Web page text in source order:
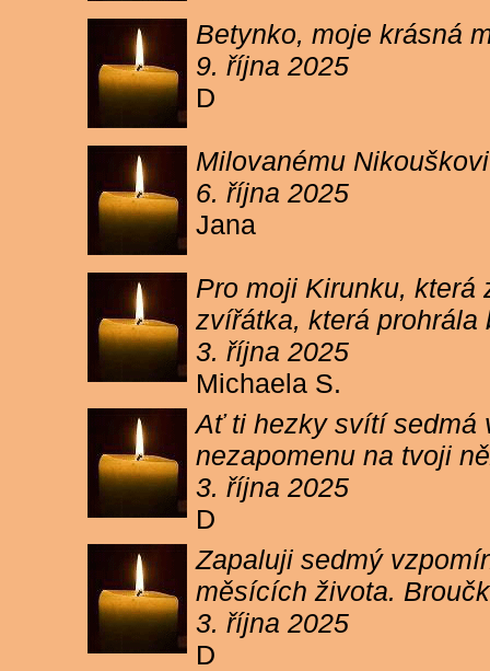
Betynko, moje krásná
9. října 2025
D
Milovanému
6. října 2025
Jana
Pro moji Kirunku, která
zvířátka, která prohrála
3. října 2025
Michaela S.
Ať ti hezky svítí sedmá
nezapomenu na tvoji
3. října 2025
D
Zapaluji sedmý
měsících života.
3. října 2025
D